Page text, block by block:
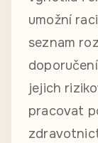
umožní
seznam
jejich
pracovat